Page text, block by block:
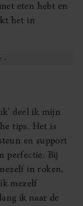
eten hebt en
het in
deel ik mijn
tips. Het is
en support
perfectie. Bij
in roken,
mezelf
ik naar de